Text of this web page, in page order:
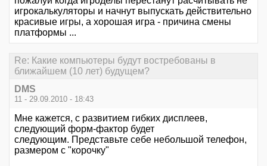
игрокалькуляторы и начнут выпускать действительно
красивые игры, а хорошая игра - причина смены
платформы ...
Re: Какие компьютеры будут востребованы в
ближайшем (10 лет) будущем?
DMS
11 - 29.09.2010 - 18:43
Мне кажется, с развитием гибких дисплеев,
следующий форм-фактор будет
следующим. Представьте себе небольшой телефон,
размером с "корочку"